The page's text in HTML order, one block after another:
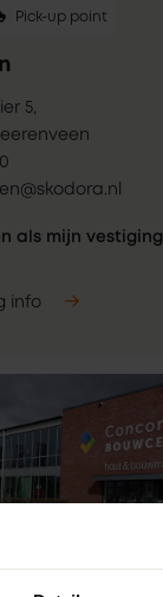
Pick-up point
5,
als mijn vestiging
info